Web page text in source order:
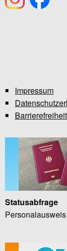
Impressum
Barrierefreiheit
Statusabfrage